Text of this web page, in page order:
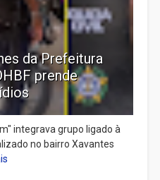
da Prefeitura
prende
integrava grupo ligado à
no bairro Xavantes